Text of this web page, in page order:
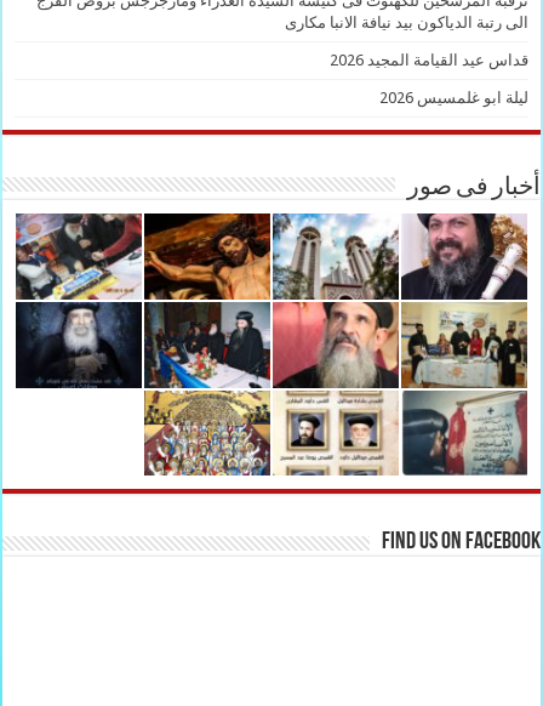
الى رتبة الدياكون بيد نيافة الانبا مكارى
قداس عيد القيامة المجيد 2026
ليلة ابو غلمسيس 2026
أخبار فى صور
Find us on Facebook